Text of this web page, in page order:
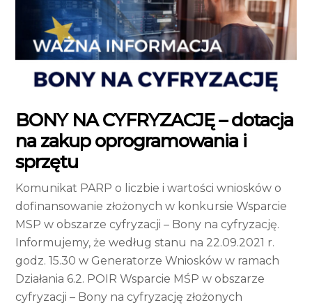
BONY NA CYFRYZACJĘ – dotacja
na zakup oprogramowania i
sprzętu
Komunikat PARP o liczbie i wartości wniosków o
dofinansowanie złożonych w konkursie Wsparcie
MSP w obszarze cyfryzacji – Bony na cyfryzację.
Informujemy, że według stanu na 22.09.2021 r.
godz. 15.30 w Generatorze Wniosków w ramach
Działania 6.2. POIR Wsparcie MŚP w obszarze
cyfryzacji – Bony na cyfryzację złożonych